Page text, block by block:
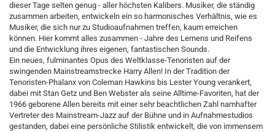
dieser Tage selten genug - aller höchsten Kalibers. Musiker, die ständig
zusammen arbeiten, entwickeln ein so harmonisches Verhältnis, wie es
Musiker, die sich nur zu Studioaufnahmen treffen, kaum erreichen
können. Hier kommt alles zusammen - Jahre des Lernens und Reifens
und die Entwicklung ihres eigenen, fantastischen Sounds.
Ein neues, fulminantes Opus des Weltklasse-Tenoristen auf der
swingenden Mainstreamstrecke Harry Allen! In der Tradition der
Tenoristen-Phalanx von Coleman Hawkins bis Lester Young verankert,
dabei mit Stan Getz und Ben Webster als seine Alltime-Favoriten, hat der
1966 geborene Allen bereits mit einer sehr beachtlichen Zahl namhafter
Vertreter des Mainstream-Jazz auf der Bühne und in Aufnahmestudios
gestanden, dabei eine persönliche Stilistik entwickelt, die von immensem